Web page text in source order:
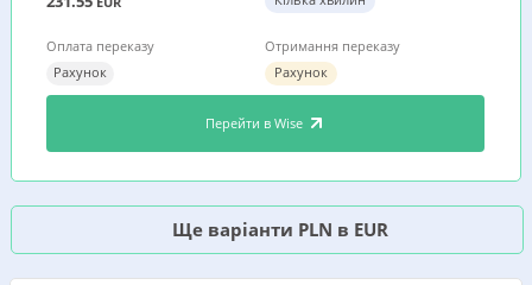
Оплата переказу
Рахунок
Отримання переказу
Рахунок
Перейти в Wise
Ще варіанти PLN в EUR